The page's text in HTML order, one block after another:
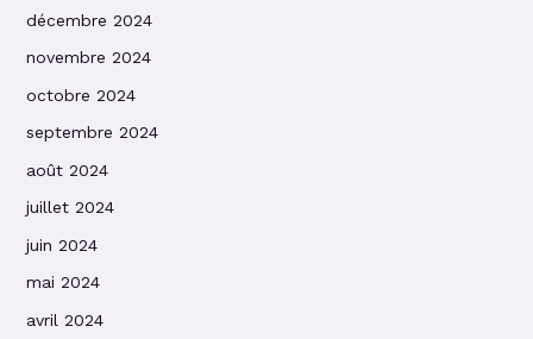
décembre 2024
novembre 2024
octobre 2024
septembre 2024
août 2024
juillet 2024
juin 2024
mai 2024
avril 2024